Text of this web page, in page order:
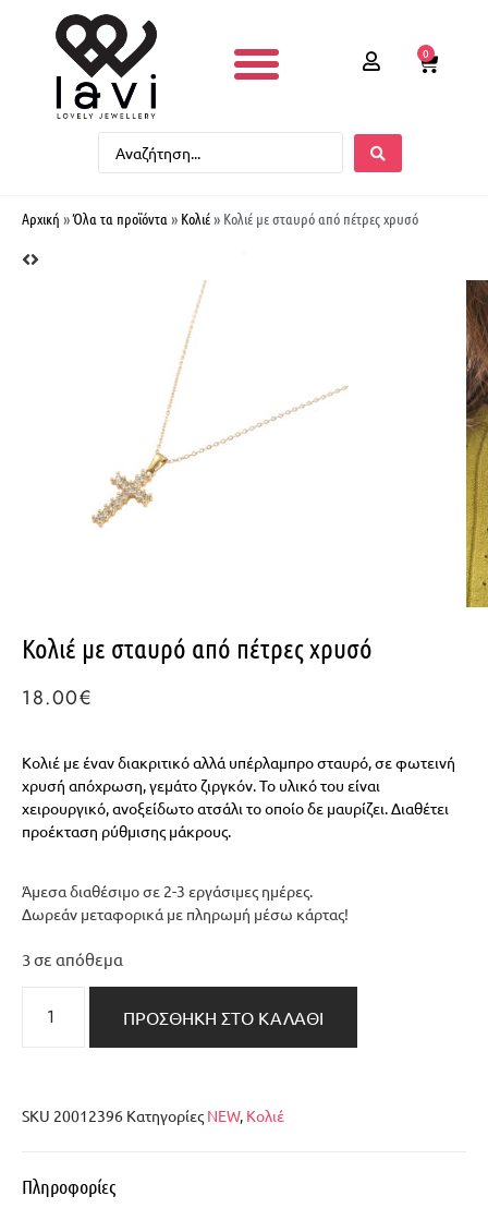
0
Αρχική »Όλα τα προϊόντα » Κολιέ» Κολιέ με σταυρό από πέτρες χρυσό
Κολιέ με σταυρό από πέτρες χρυσό
18.00€
Κολιέ με έναν διακριτικό αλλά υπέρλαμπρο σταυρό, σε φωτεινή
χρυσή απόχρωση, γεμάτο ζιργκόν. Το υλικό του είναι
χειρουργικό, ανοξείδωτο ατσάλι το οποίο δε μαυρίζει. Διαθέτει
προέκταση ρύθμισης μάκρους.
Άμεσα διαθέσιμο σε 2-3 εργάσιμες ημέρες.
Δωρεάν μεταφορικά με πληρωμή μέσω κάρτας!
3 σε απόθεμα
ΠΡΟΣΘΉΚΗ ΣΤΟ ΚΑΛΆΘΙ
SKU 20012396 Κατηγορίες NEW, Κολιέ
Πληροφορίες